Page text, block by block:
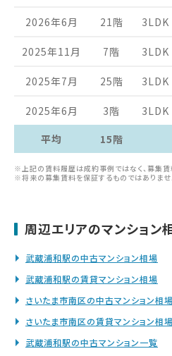
2026年6月 21階 3LDK
2025年11月 7階 3LDK
2025年7月 25階 3LDK
2025年6月 3階 3LDK
平均
15階
※上記の賃料履歴は成約事例ではなく、募集賃
※将来の募集賃料を保証するものではありませ
周辺エリアのマンション
武蔵浦和駅の中古マンション相場
武蔵浦和駅の賃貸マンション相場
さいたま市南区の中古マンション相場
さいたま市南区の賃貸マンション相場
武蔵浦和駅の中古マンション一覧